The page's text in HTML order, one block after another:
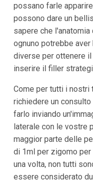
possano farle
possono dare un
sapere che
ognuno potrebbe
diverse per ottenere
inserire il filler
Come per tutti i nostri
richiedere un
farlo inviando
laterale con le vostre
maggior parte delle
di 1ml per zigomo per
una volta, non tutti
essere considerato